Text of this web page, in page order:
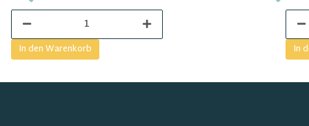
In den Warenkorb In